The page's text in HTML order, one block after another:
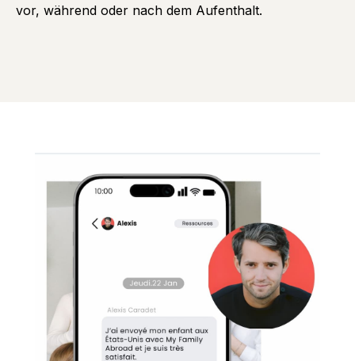
vor, während oder nach dem Aufenthalt.